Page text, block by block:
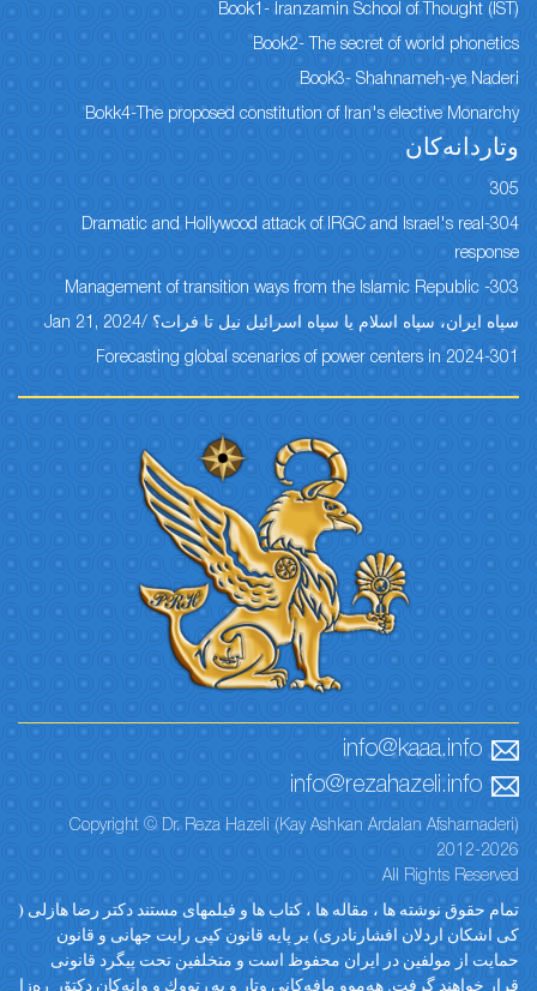
Book1- Iranzamin School of Thought (IST)
Book2- The secret of world phonetics
Book3- Shahnameh-ye Naderi
Bokk4-The proposed constitution of Iran's elective Monarchy
وتاردانەكان
305
304-Dramatic and Hollywood attack of IRGC and Israel's real
response
303- Management of transition ways from the Islamic Republic
سپاه ایران، سپاه اسلام یا سپاه اسرائیل نیل تا فرات؟ /Jan 21, 2024
301-Forecasting global scenarios of power centers in 2024
info@kaaa.info
info@rezahazeli.info
Copyright © Dr. Reza Hazeli (Kay Ashkan Ardalan Afsharnaderi)
2012-2026
All Rights Reserved
تمام حقوق نوشته ها ، مقاله ها ، کتاب ها و فیلمهای مستند دکتر رضا هازلی (
کی اشکان اردلان افشارنادری) بر پایه قانون کپی رایت جهانی و قانون
حمایت از مولفین در ایران محفوظ است و متخلفین تحت پیگرد قانونی
قرار خواهند گرفت. ‎هەموو مافەکانی وتار و پەڕتووك و وانەکان دکتۆر ڕەزا